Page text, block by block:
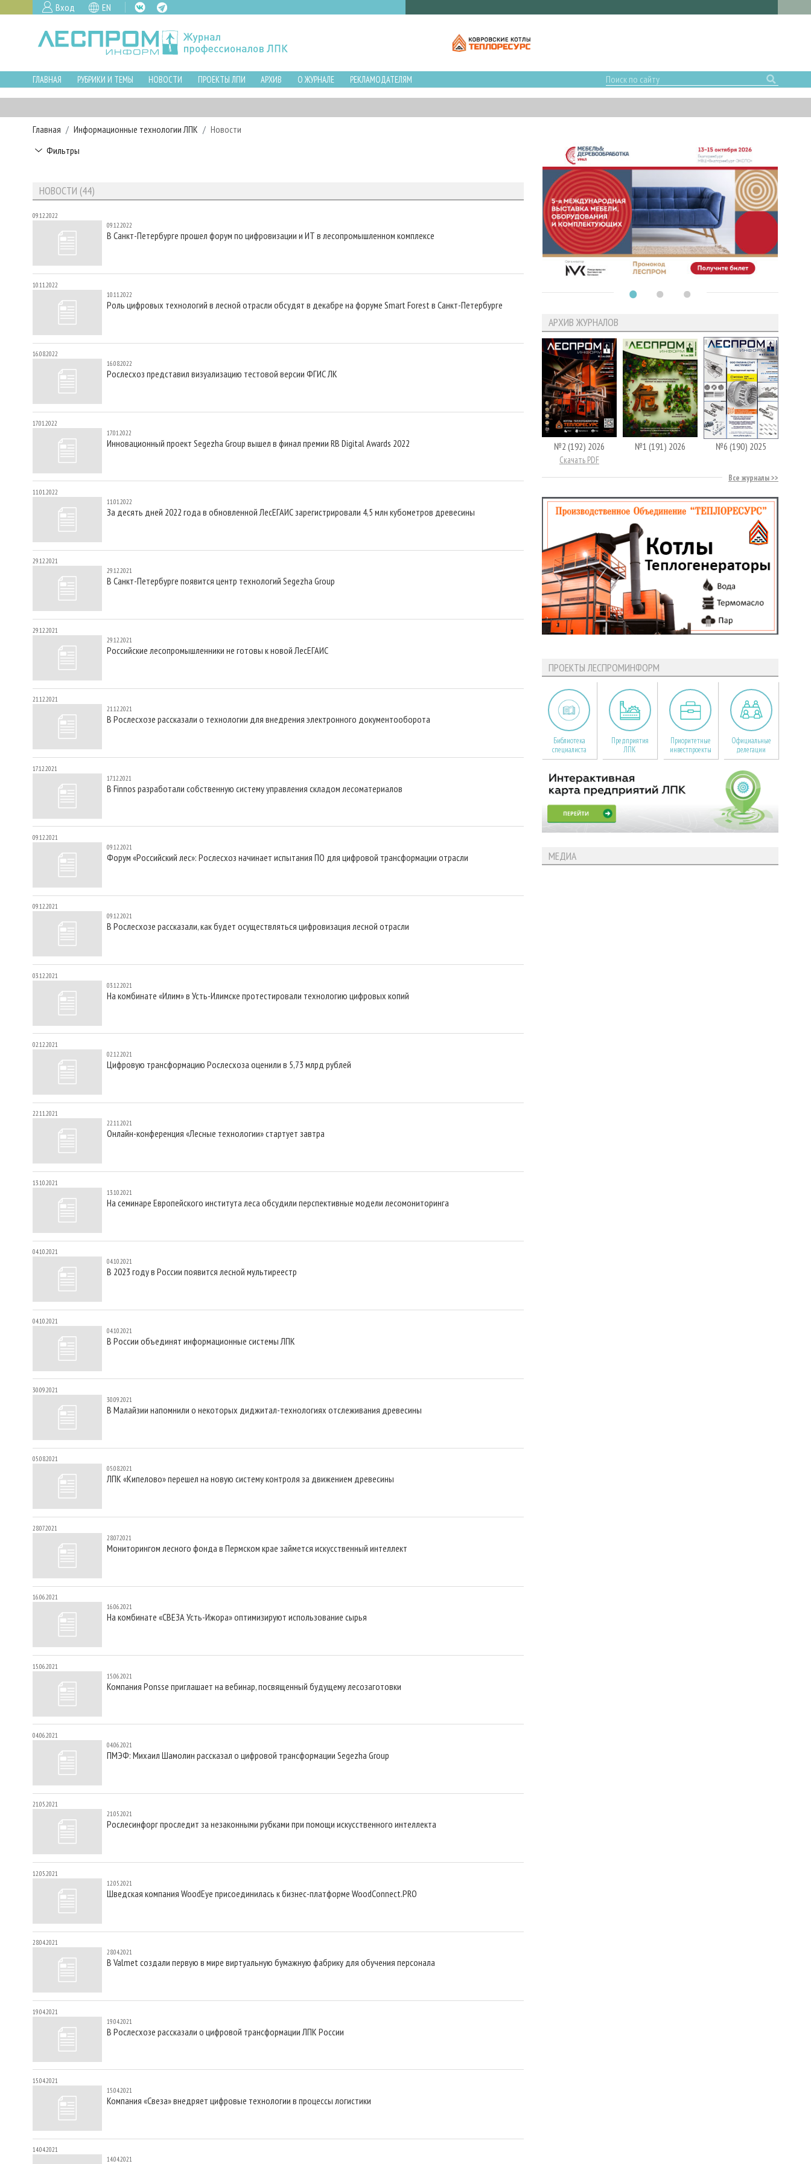
Вход EN
ГЛАВНАЯ РУБРИКИ И ТЕМЫ НОВОСТИ ПРОЕКТЫ ЛПИ АРХИВ О ЖУРНАЛЕ РЕКЛАМОДАТЕЛЯМ
Главная Информационные технологии ЛПК
Новости
Фильтры
НОВОСТИ (44)
09.12.2022
09.12.2022
В Санкт-Петербурге прошел форум по цифровизации и ИТ в лесопромышленном комплексе
10.11.2022
10.11.2022
Роль цифровых технологий в лесной отрасли обсудят в декабре на форуме Smart Forest в Санкт-Петербурге
16.08.2022
16.08.2022
Рослесхоз представил визуализацию тестовой версии ФГИС ЛК
17.01.2022
17.01.2022
Инновационный проект Segezha Group вышел в финал премии RB Digital Awards 2022
11.01.2022
11.01.2022
За десять дней 2022 года в обновленной ЛесЕГАИС зарегистрировали 4,5 млн кубометров древесины
29.12.2021
29.12.2021
В Санкт-Петербурге появится центр технологий Segezha Group
29.12.2021
29.12.2021
Российские лесопромышленники не готовы к новой ЛесЕГАИС
21.12.2021
21.12.2021
В Рослесхозе рассказали о технологии для внедрения электронного документооборота
17.12.2021
17.12.2021
В Finnos разработали собственную систему управления складом лесоматериалов
09.12.2021
09.12.2021
Форум «Российский лес»: Рослесхоз начинает испытания ПО для цифровой трансформации отрасли
09.12.2021
09.12.2021
В Рослесхозе рассказали, как будет осуществляться цифровизация лесной отрасли
03.12.2021
03.12.2021
На комбинате «Илим» в Усть-Илимске протестировали технологию цифровых копий
02.12.2021
02.12.2021
Цифровую трансформацию Рослесхоза оценили в 5,73 млрд рублей
22.11.2021
22.11.2021
Онлайн-конференция «Лесные технологии» стартует завтра
13.10.2021
13.10.2021
На семинаре Европейского института леса обсудили перспективные модели лесомониторинга
04.10.2021
04.10.2021
В 2023 году в России появится лесной мультиреестр
04.10.2021
04.10.2021
В России объединят информационные системы ЛПК
30.09.2021
30.09.2021
В Малайзии напомнили о некоторых диджитал-технологиях отслеживания древесины
05.08.2021
05.08.2021
ЛПК «Кипелово» перешел на новую систему контроля за движением древесины
28.07.2021
28.07.2021
Мониторингом лесного фонда в Пермском крае займется искусственный интеллект
16.06.2021
16.06.2021
На комбинате «СВЕЗА Усть-Ижора» оптимизируют использование сырья
15.06.2021
15.06.2021
Компания Ponsse приглашает на вебинар, посвященный будущему лесозаготовки
04.06.2021
04.06.2021
ПМЭФ: Михаил Шамолин рассказал о цифровой трансформации Segezha Group
21.05.2021
21.05.2021
Рослесинфорг проследит за незаконными рубками при помощи искусственного интеллекта
12.05.2021
12.05.2021
Шведская компания WoodEye присоединилась к бизнес-платформе WoodConnect.PRO
28.04.2021
28.04.2021
В Valmet создали первую в мире виртуальную бумажную фабрику для обучения персонала
19.04.2021
19.04.2021
В Рослесхозе рассказали о цифровой трансформации ЛПК России
15.04.2021
15.04.2021
Компания «Свеза» внедряет цифровые технологии в процессы логистики
14.04.2021
14.04.2021
АРХИВ ЖУРНАЛОВ
№2 (192) 2026
Скачать PDF
№1 (191) 2026 №6 (190) 2025
Все журналы
ПРОЕКТЫ ЛЕСПРОМИНФОРМ
Библиотека
специалиста
Предприятия
ЛПК
Приоритетные
инвестпроекты
Официальные
делегации
МЕДИА